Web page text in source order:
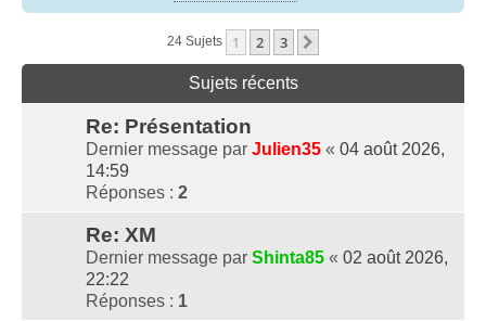
24 Sujets 1 2 3
Sujets récents
Re: Présentation
Dernier message par Julien35 « 04 août 2026,
14:59
Réponses : 2
Re: XM
Dernier message par Shinta85 « 02 août 2026,
22:22
Réponses : 1